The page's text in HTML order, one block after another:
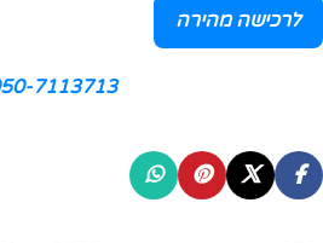
לרכישה מהירה
7113713